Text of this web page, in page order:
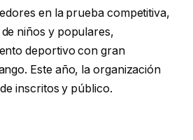
en la prueba competitiva,
niños y populares,
deportivo con gran
Este año, la organización
inscritos y público.